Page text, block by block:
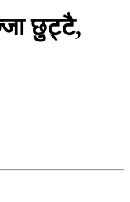
छुट्टै,